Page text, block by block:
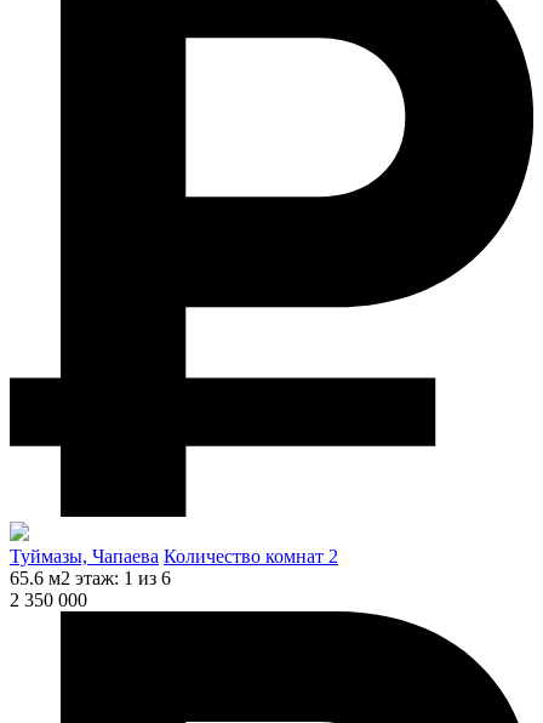
Туймазы, Чапаева Количество комнат 2
65.6 м2 этаж: 1 из 6
2 350 000